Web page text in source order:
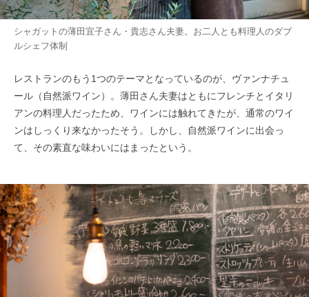
シャガットの薄田宜子さん・貴志さん夫妻。お二人とも料理人のダブ
ルシェフ体制
レストランのもう1つのテーマとなっているのが、ヴァンナチュ
ール（自然派ワイン）。薄田さん夫妻はともにフレンチとイタリ
アンの料理人だったため、ワインには触れてきたが、通常のワイ
ンはしっくり来なかったそう。しかし、自然派ワインに出会っ
て、その素直な味わいにはまったという。